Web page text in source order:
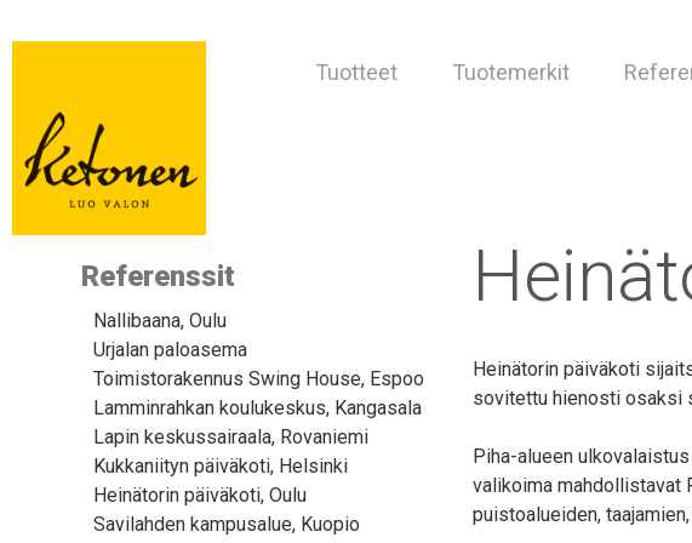
Tuotteet Tuotemerkit
Referenssit
Nallibaana, Oulu
Urjalan paloasema
Toimistorakennus Swing House, Espoo
Lamminrahkan koulukeskus, Kangasala
Lapin keskussairaala, Rovaniemi
Kukkaniityn päiväkoti, Helsinki
Heinätorin päiväkoti, Oulu
Savilahden kampusalue, Kuopio
Heinätorin päiväkoti
sovitettu hienosti osaksi
Piha-alueen
valikoima mahdollistavat
puistoalueiden,